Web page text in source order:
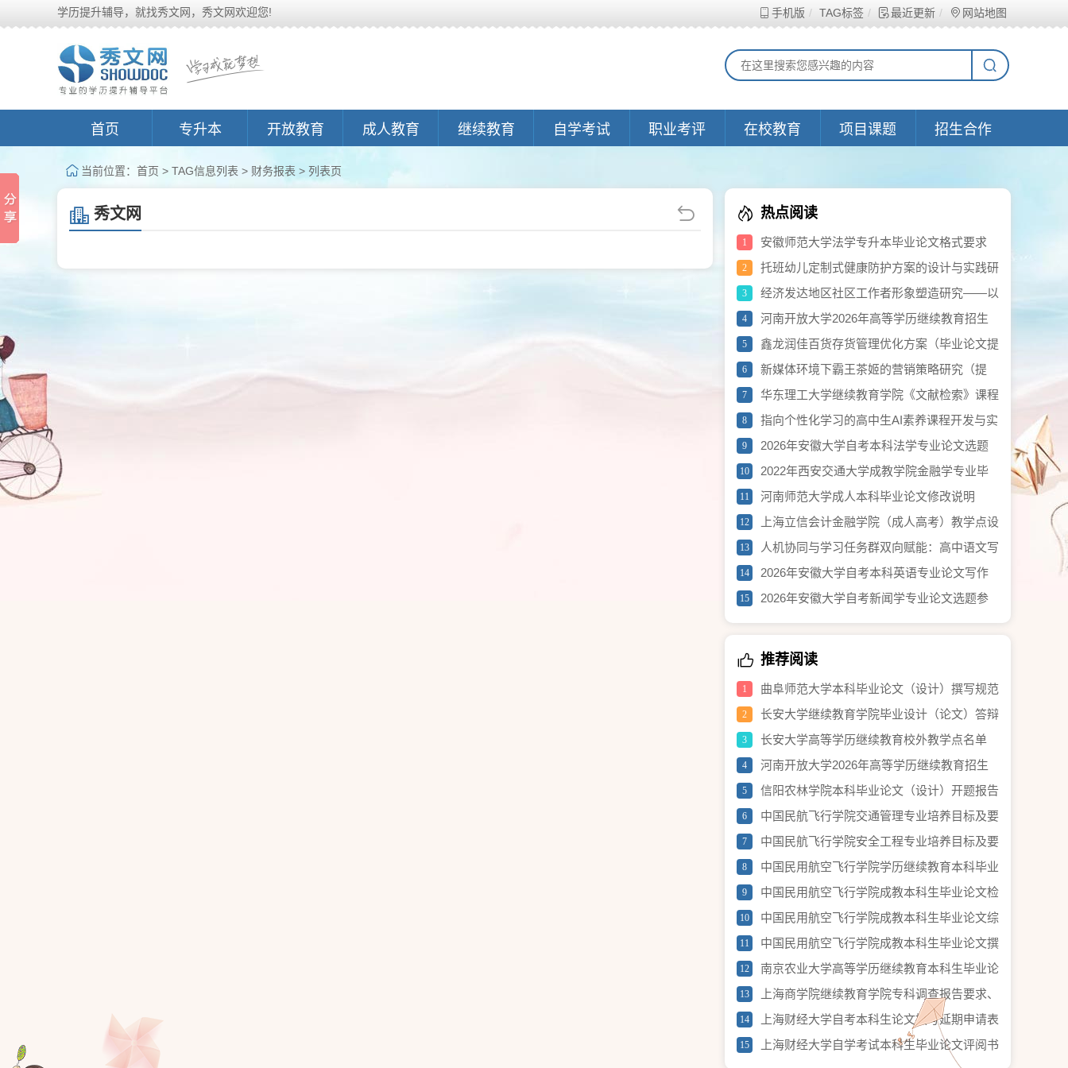
学历提升辅导，就找秀文网，秀文网欢迎您! 手机版 TAG标签 最近更新 网站地图
首页 专升本 开放教育 成人教育 继续教育 自学考试 职业考评 在校教育 项目课题 招生合作
当前位置： 首页 > TAG信息列表 > 财务报表 > 列表页
秀文网 热点阅读
1 安徽师范大学法学专升本毕业论文格式要求
2
托班幼儿定制式健康防护方案的设计与实践研
究（2026年度黄浦区教育科学研究重点项目）
3
经济发达地区社区工作者形象塑造研究——以
千三社区为例（提纲）
4
河南开放大学2026年高等学历继续教育招生
计划公示
5
鑫龙润佳百货存货管理优化方案（毕业论文提
纲）
6
新媒体环境下霸王茶姬的营销策略研究（提
纲）
7
华东理工大学继续教育学院《文献检索》课程
论文要求
8
指向个性化学习的高中生AI素养课程开发与实
践（2026年度黄浦区教育科学研究重点项目）
9
2026年安徽大学自考本科法学专业论文选题
参考002
10
2022年西安交通大学成教学院金融学专业毕
业论文选题参考
11 河南师范大学成人本科毕业论文修改说明
12
上海立信会计金融学院（成人高考）教学点设
置
13
人机协同与学习任务群双向赋能：高中语文写
作训练新范式研究（2026年度黄浦区教育科学研
究重点项目）
14
2026年安徽大学自考本科英语专业论文写作
须知
15
2026年安徽大学自考新闻学专业论文选题参
考
推荐阅读
1 曲阜师范大学本科毕业论文（设计）撰写规范
2
长安大学继续教育学院毕业设计（论文）答辩
流程
3 长安大学高等学历继续教育校外教学点名单
4
河南开放大学2026年高等学历继续教育招生
计划公示
5 信阳农林学院本科毕业论文（设计）开题报告
6
中国民航飞行学院交通管理专业培养目标及要
求（节选）
7
中国民航飞行学院安全工程专业培养目标及要
求
8
中国民用航空飞行学院学历继续教育本科毕业
论文（设计）使用 AI 工具的规定（试行）
9
中国民用航空飞行学院成教本科生毕业论文检
测要求
10
中国民用航空飞行学院成教本科生毕业论文综
合成绩评定办法
11
中国民用航空飞行学院成教本科生毕业论文撰
写和答辩流程
12
南京农业大学高等学历继续教育本科生毕业论
文(设计) 中期检查表
13
上海商学院继续教育学院专科调查报告要求、
进度安排及评分标准
14 上海财经大学自考本科生论文撰写延期申请表
15 上海财经大学自学考试本科生毕业论文评阅书